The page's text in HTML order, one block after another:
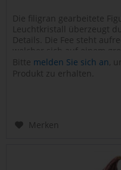
Die filigran gearbeitete
Leuchtkristall überzeugt
Details. Die Fee steht
welcher sich auf einem
Der...
Art.Nr.: 0830010
Bitte melden Sie sich an,
Produkt zu erhalten.
Merken